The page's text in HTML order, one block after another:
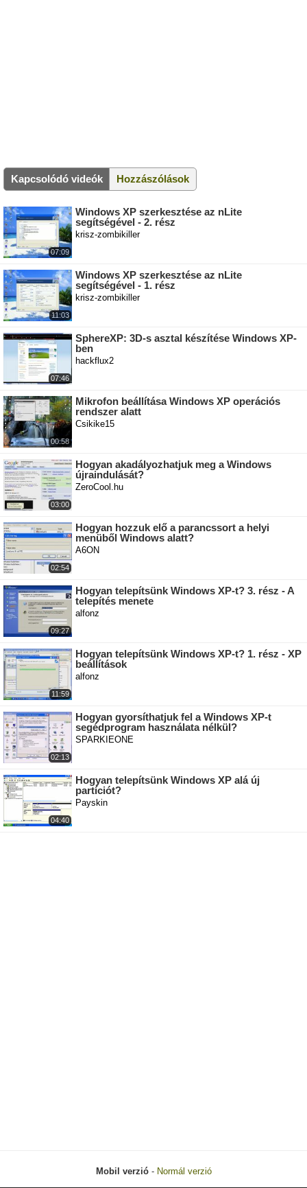
Kapcsolódó videók Hozzászólások
07:09
Windows XP szerkesztése az nLite
segítségével - 2. rész
krisz-zombikiller
11:03
Windows XP szerkesztése az nLite
segítségével - 1. rész
krisz-zombikiller
07:46
SphereXP: 3D-s asztal készítése Windows XP-
ben
hackflux2
00:58
Mikrofon beállítása Windows XP operációs
rendszer alatt
Csikike15
03:00
Hogyan akadályozhatjuk meg a Windows
újraindulását?
ZeroCool.hu
02:54
Hogyan hozzuk elő a parancssort a helyi
menüből Windows alatt?
A6ON
09:27
Hogyan telepítsünk Windows XP-t? 3. rész - A
telepítés menete
alfonz
11:59
Hogyan telepítsünk Windows XP-t? 1. rész - XP
beállítások
alfonz
02:13
Hogyan gyorsíthatjuk fel a Windows XP-t
segédprogram használata nélkül?
SPARKIEONE
04:40
Hogyan telepítsünk Windows XP alá új
partíciót?
Payskin
Mobil verzió- Normál verzió